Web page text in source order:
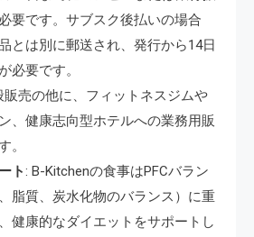
要です。サブスク後払いの場合
とは別に郵送され、発行から14日
必要です。
販売の他に、フィットネスジムや
、健康志向型ホテルへの業務用販
。
ト: B-Kitchenの食事はPFCバラン
脂質、炭水化物のバランス）に重
健康的なダイエットをサポートし